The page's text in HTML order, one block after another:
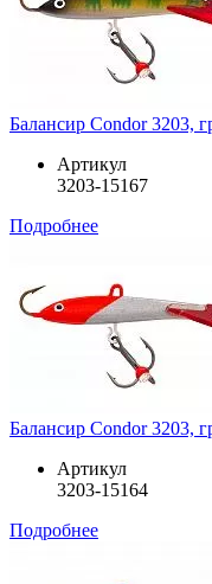
Балансир Condor 3203,
Артикул
3203-15167
Подробнее
Балансир Condor 3203,
Артикул
3203-15164
Подробнее